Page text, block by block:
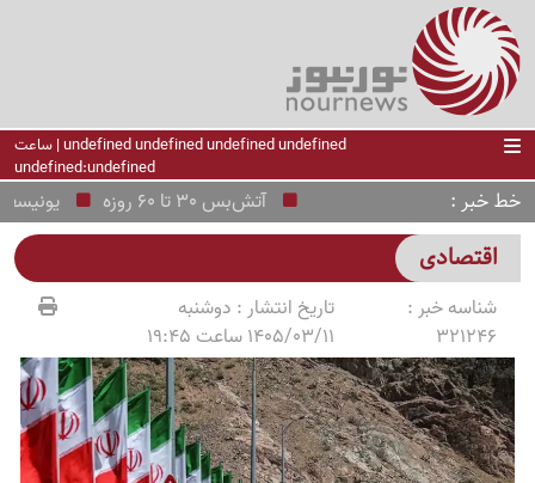
undefined undefined undefined undefined | ساعت
undefined:undefined
خط خبر یونیسف: 330 کودک قربانی شیوع ابولا در کنگو شدند آتش‌بس 30 تا 60 روزه
اقتصادی
شناسه خبر :
321246
تاریخ انتشار : دوشنبه
1405/03/11 ساعت 19:45